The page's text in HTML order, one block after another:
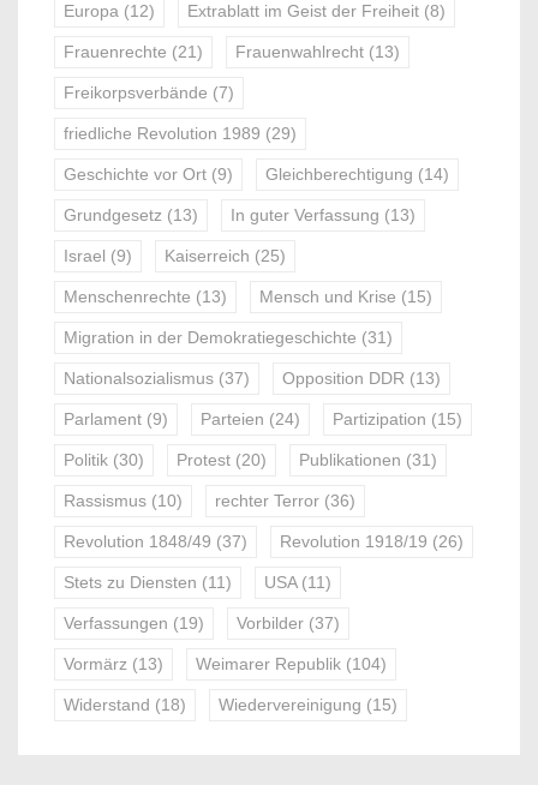
Europa (12) Extrablatt im Geist der Freiheit (8)
Frauenrechte (21) Frauenwahlrecht (13)
Freikorpsverbände (7)
friedliche Revolution 1989 (29)
Geschichte vor Ort (9) Gleichberechtigung (14)
Grundgesetz (13) In guter Verfassung (13)
Israel (9) Kaiserreich (25)
Menschenrechte (13) Mensch und Krise (15)
Migration in der Demokratiegeschichte (31)
Nationalsozialismus (37) Opposition DDR (13)
Parlament (9) Parteien (24) Partizipation (15)
Politik (30) Protest (20) Publikationen (31)
Rassismus (10) rechter Terror (36)
Revolution 1848/49 (37) Revolution 1918/19 (26)
Stets zu Diensten (11) USA(11)
Verfassungen (19) Vorbilder (37)
Vormärz (13) Weimarer Republik (104)
Widerstand (18) Wiedervereinigung (15)